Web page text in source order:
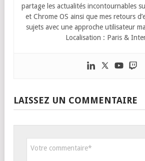
partage les actualités incontournables
et Chrome OS ainsi que mes retours
sujets avec une approche utilisateur
Localisation : Paris &
LAISSEZ UN COMMENTAIRE